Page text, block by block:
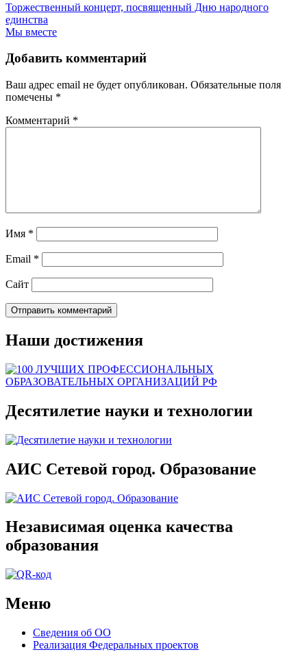
Торжественный концерт, посвященный Дню народного
единства
Мы вместе
Добавить комментарий
Ваш адрес email не будет опубликован. Обязательные поля
помечены *
Комментарий *
Имя *
Email *
Сайт
Наши достижения
Десятилетие науки и технологии
АИС Сетевой город. Образование
Независимая оценка качества
образования
Меню
Сведения об ОО
Реализация Федеральных проектов